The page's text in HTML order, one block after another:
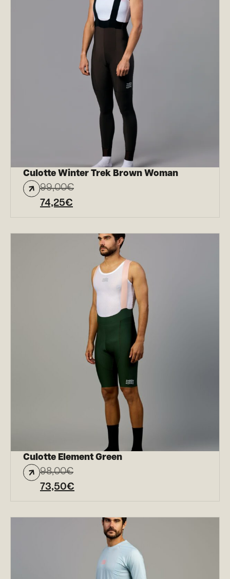
Culotte Winter Trek Brown Woman
99,00€
74,25€
Culotte Element Green
98,00€
73,50€